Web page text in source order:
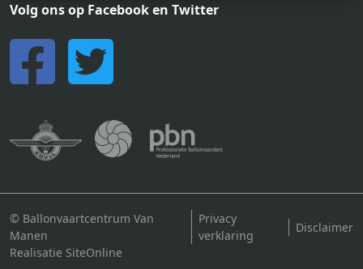
Volg ons op Facebook en Twitter
© Ballonvaartcentrum Van
Manen
Privacy
verklaring
Disclaimer
Realisatie SiteOnline